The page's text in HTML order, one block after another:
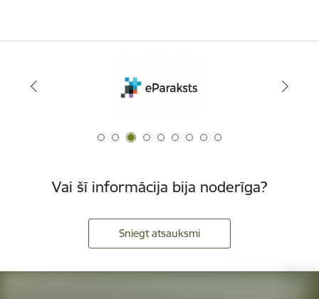
Vai šī informācija bija noderīga?
Sniegt atsauksmi